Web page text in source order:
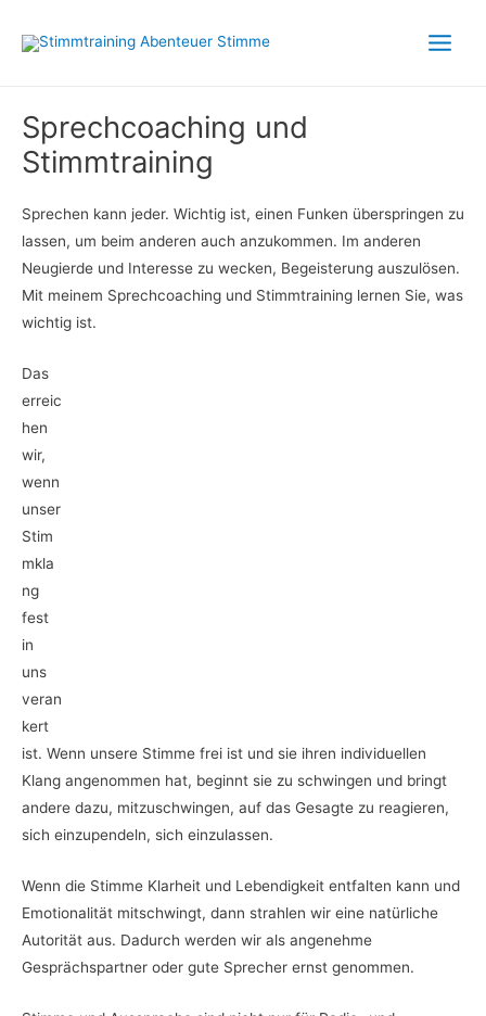
Inhalt
Menu
Sprechcoaching und
Stimmtraining
Sprechen kann jeder. Wichtig ist, einen Funken überspringen zu
lassen, um beim anderen auch anzukommen. Im anderen
Neugierde und Interesse zu wecken, Begeisterung auszulösen.
Mit meinem Sprechcoaching und Stimmtraining lernen Sie, was
wichtig ist.
Das
erreic
hen
wir,
wenn
unser
Stim
mkla
ng
fest
in
uns
veran
kert
ist. Wenn unsere Stimme frei ist und sie ihren individuellen
Klang angenommen hat, beginnt sie zu schwingen und bringt
andere dazu, mitzuschwingen, auf das Gesagte zu reagieren,
sich einzupendeln, sich einzulassen.
Wenn die Stimme Klarheit und Lebendigkeit entfalten kann und
Emotionalität mitschwingt, dann strahlen wir eine natürliche
Autorität aus. Dadurch werden wir als angenehme
Gesprächspartner oder gute Sprecher ernst genommen.